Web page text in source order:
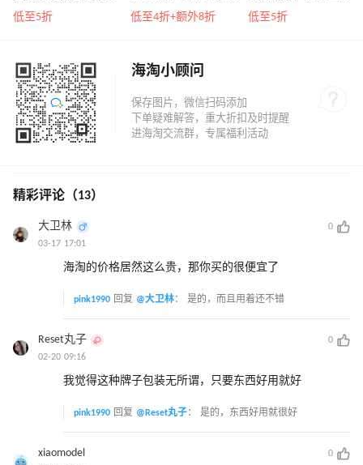
家、Toteme、西太后
低至5折
后等
低至4折+额外8折
袋、服饰、鞋履等
低至5折
海淘小顾问
精彩评论（13）
大卫林
0
03-17 17:01
海淘的价格居然这么贵，那你买的很便宜了
pink1990 回复 @大卫林： 是的，而且用着还不错
Reset丸子
0
02-20 09:16
我觉得这种牌子包装无所谓，只要东西好用就好
pink1990 回复 @Reset丸子： 是的，东西好用就很好
xiaomodel
0